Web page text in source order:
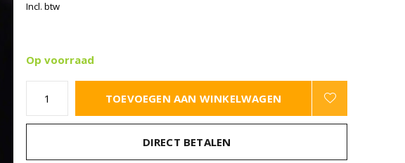
Incl. btw
Op voorraad
TOEVOEGEN AAN WINKELWAGEN
DIRECT BETALEN